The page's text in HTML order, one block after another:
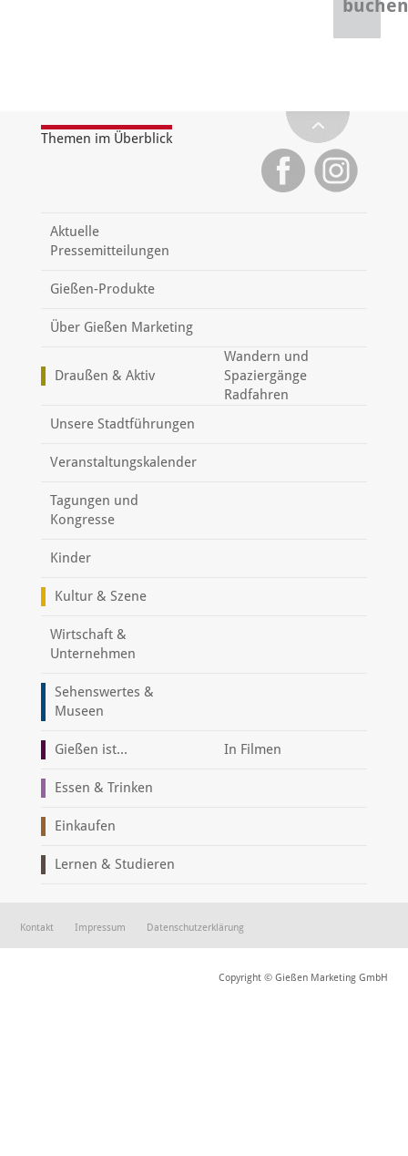
buchen
Themen im Überblick
Aktuelle
Pressemitteilungen
Gießen-Produkte
Über Gießen Marketing
Draußen & Aktiv
Wandern und
Spaziergänge
Radfahren
Unsere Stadtführungen
Veranstaltungskalender
Tagungen und
Kongresse
Kinder
Kultur & Szene
Wirtschaft &
Unternehmen
Sehenswertes &
Museen
Gießen ist... In Filmen
Essen & Trinken
Einkaufen
Lernen & Studieren
Kontakt Impressum Datenschutzerklärung
Copyright © Gießen Marketing GmbH